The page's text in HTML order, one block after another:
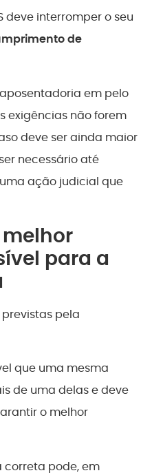
deve interromper o seu
de
em pelo
exigências não forem
deve ser ainda maior
necessário até
ação judicial que
para a
pela
que uma mesma
de uma delas e deve
o melhor
pode, em